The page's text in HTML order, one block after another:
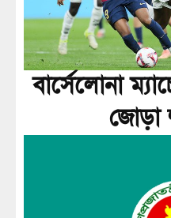
বার্সেলোনা
জোড়া